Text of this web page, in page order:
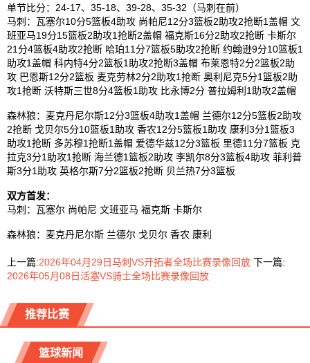
单节比分：24-17、35-18、39-28、35-32（马刺在前）
马刺：瓦塞尔10分5篮板4助攻 尚帕尼12分3篮板2助攻2抢断1盖帽 文
班亚马19分15篮板2助攻1抢断2盖帽 福克斯16分2助攻2抢断 卡斯尔
21分4篮板4助攻2抢断 哈珀11分7篮板5助攻2抢断 约翰逊9分10篮板1
助攻1盖帽 科内特4分2篮板1助攻2抢断3盖帽 布莱恩特2分2篮板2助
攻 巴恩斯12分2篮板 麦克劳林2分2助攻1抢断 奥利尼克5分1篮板2助
攻1抢断 沃特斯三世8分4篮板1助攻 比永博2分 普拉姆利1助攻2盖帽
森林狼：麦克丹尼尔斯12分3篮板4助攻1盖帽 兰德尔12分5篮板2助攻
2抢断 戈贝尔5分10篮板1助攻 香农12分5篮板1助攻 康利3分1篮板3
助攻1抢断 多苏穆1抢断1盖帽 爱德华兹12分3篮板 里德11分7篮板 克
拉克3分1助攻1抢断 海兰德1篮板2助攻 李凯尔8分3篮板4助攻 菲利普
斯3分1助攻 英格尔斯7分2篮板2抢断 贝兰热7分3篮板
双方首发：
马刺：瓦塞尔 尚帕尼 文班亚马 福克斯 卡斯尔
森林狼：麦克丹尼尔斯 兰德尔 戈贝尔 香农 康利
上一篇:2026年04月29日马刺VS开拓者全场比赛录像回放 下一篇:
2026年05月08日活塞VS骑士全场比赛录像回放
推荐比赛
篮球新闻